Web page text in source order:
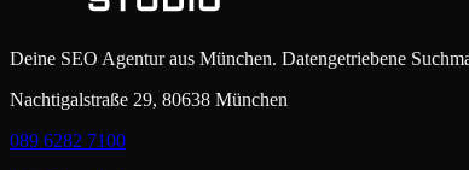
Deine SEO Agentur aus München. Datengetriebene
Nachtigalstraße 29, 80638 München
089 6282 7100